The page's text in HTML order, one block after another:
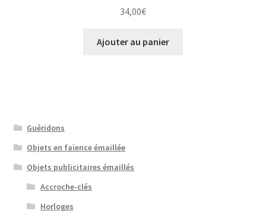
34,00€
Ajouter au panier
Guéridons
Objets en faïence émaillée
Objets publicitaires émaillés
Accroche-clés
Horloges